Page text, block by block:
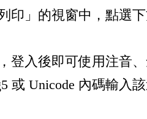
印」的視窗中，點選
登入後即可使用注音
或 Unicode 內碼輸入